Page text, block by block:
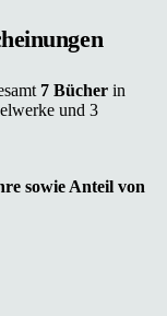
7 Bücher in
und 3
sowie Anteil von